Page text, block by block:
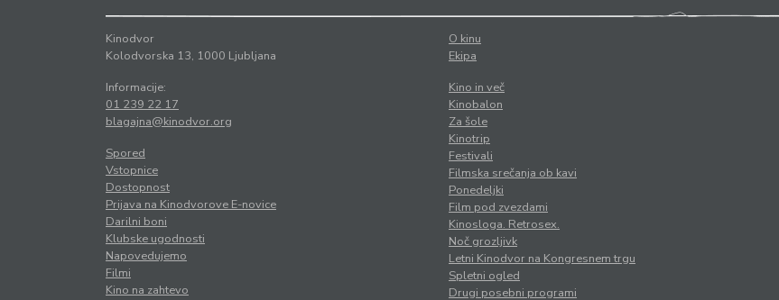
Kinodvor
Kolodvorska 13, 1000 Ljubljana
Informacije:
01 239 22 17
blagajna@kinodvor.org
Spored
Vstopnice
Dostopnost
Prijava na Kinodvorove E-novice
Darilni boni
Klubske ugodnosti
Napovedujemo
Filmi
Kino na zahtevo
O kinu
Ekipa
Kino in več
Kinobalon
Za šole
Kinotrip
Festivali
Filmska srečanja ob kavi
Ponedeljki
Film pod zvezdami
Kinosloga. Retrosex.
Noč grozljivk
Letni Kinodvor na Kongresnem trgu
Spletni ogled
Drugi posebni programi